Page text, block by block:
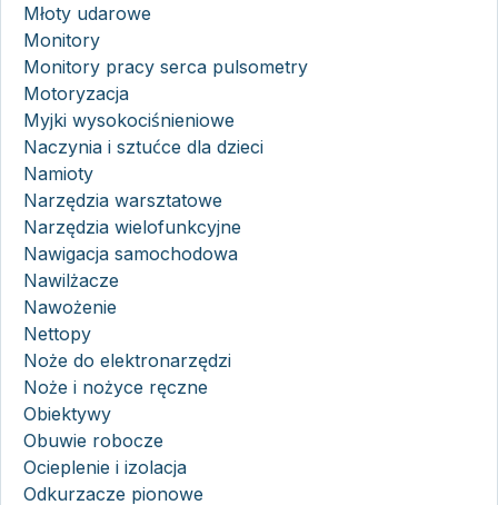
Młoty udarowe
Monitory
Monitory pracy serca pulsometry
Motoryzacja
Myjki wysokociśnieniowe
Naczynia i sztućce dla dzieci
Namioty
Narzędzia warsztatowe
Narzędzia wielofunkcyjne
Nawigacja samochodowa
Nawilżacze
Nawożenie
Nettopy
Noże do elektronarzędzi
Noże i nożyce ręczne
Obiektywy
Obuwie robocze
Ocieplenie i izolacja
Odkurzacze pionowe